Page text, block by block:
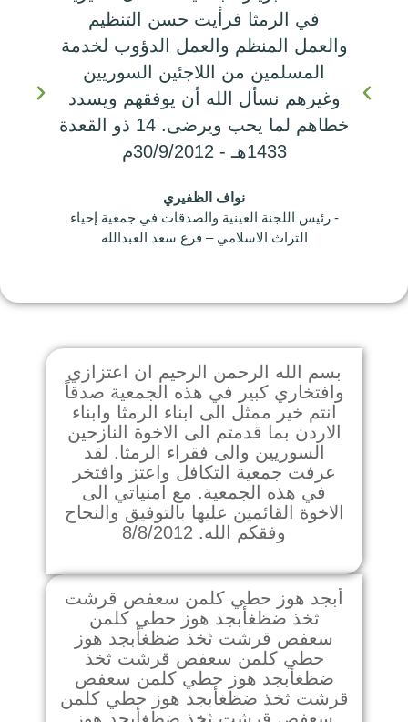
في الرمثا فرأيت حسن التنظيم
والعمل المنظم والعمل الدؤوب لخدمة
المسلمين من اللاجئين السوريين
وغيرهم نسأل الله أن يوفقهم ويسدد
خطاهم لما يحب ويرضى. 14 ذو القعدة
1433هـ - 30/9/2012م
نواف الظفيري
- رئيس اللجنة العينية والصدقات في جمعية إحياء
التراث الاسلامي – فرع سعد العبدالله
بسم الله الرحمن الرحيم ان اعتزازي
وافتخاري كبير في هذه الجمعية صدقاً
انتم خير ممثل الى ابناء الرمثا وابناء
الاردن بما قدمتم الى الاخوة النازحين
السوريين والى فقراء الرمثا. لقد
عرفت جمعية التكافل واعتز وافتخر
في هذه الجمعية. مع امنياتي الى
الاخوة القائمين عليها بالتوفيق والنجاح
وفقكم الله. 8/8/2012
أبجد هوز حطي كلمن سعفص قرشت
ثخذ ضظغأبجد هوز حطي كلمن
سعفص قرشت ثخذ ضظغأبجد هوز
حطي كلمن سعفص قرشت ثخذ
ضظغأبجد هوز حطي كلمن سعفص
قرشت ثخذ ضظغأبجد هوز حطي كلمن